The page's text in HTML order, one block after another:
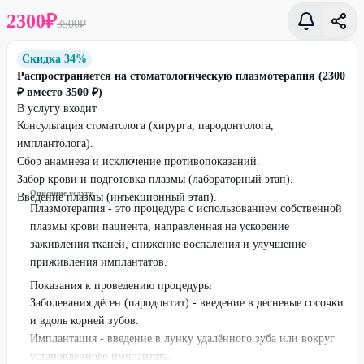
2300₽3500₽
Скидка 34%
Распространяется на стоматологическую плазмотерапия (2300
₽ вместо 3500 ₽)
В услугу входит
Консультация стоматолога (хирурга, пародонтолога,
имплантолога).
Сбор анамнеза и исключение противопоказаний.
Забор крови и подготовка плазмы (лабораторный этап).
Введение плазмы (инъекционный этап).
Описание услуги
Плазмотерапия - это процедура с использованием собственной
плазмы крови пациента, направленная на ускорение
заживления тканей, снижение воспаления и улучшение
приживления имплантатов.
Показания к проведению процедуры
Заболевания дёсен (пародонтит) - введение в десневые сосочки
и вдоль корней зубов.
Имплантация - введение в лунку удалённого зуба или вокруг
установленного имплантата.